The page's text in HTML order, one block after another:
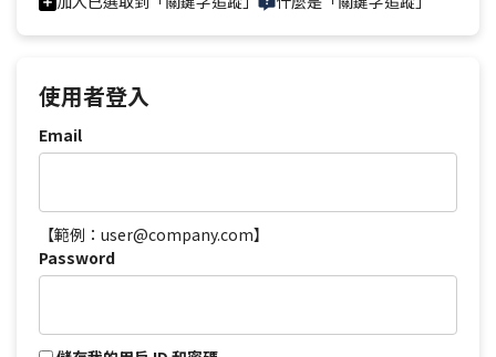
使用者登入
Email
【範例：user@company.com】
Password